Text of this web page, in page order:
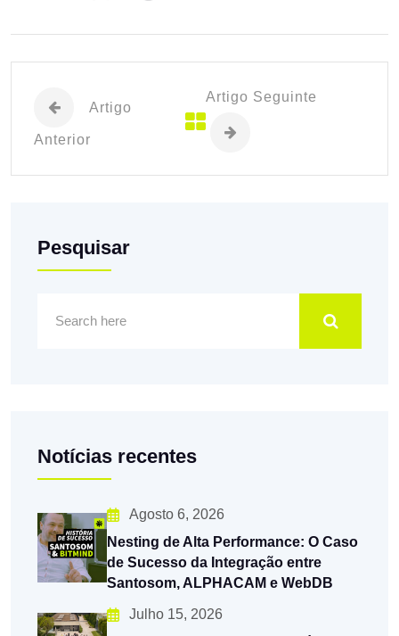
Artigo
Anterior
Artigo Seguinte
Pesquisar
Notícias recentes
Agosto 6, 2026
Nesting de Alta Performance: O Caso
de Sucesso da Integração entre
Santosom, ALPHACAM e WebDB
Julho 15, 2026